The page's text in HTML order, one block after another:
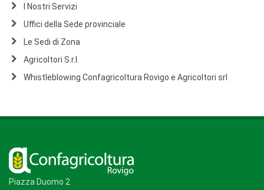
I Nostri Servizi
Uffici della Sede provinciale
Le Sedi di Zona
Agricoltori S.r.l.
Whistleblowing Confagricoltura Rovigo e Agricoltori srl
Piazza Duomo 2